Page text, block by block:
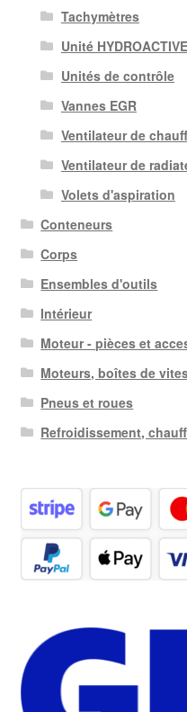
Tachymètres
Unité HYDROACTIVE
Unités de contrôle
Vannes EGR
Ventilateur de
Ventilateur de
Volets d'aspiration
Conteneurs
Corps
Ensembles d'outils
Intérieur
Moteur - pièces et
Moteurs, boîtes de
Pneus et roues
Refroidissement,